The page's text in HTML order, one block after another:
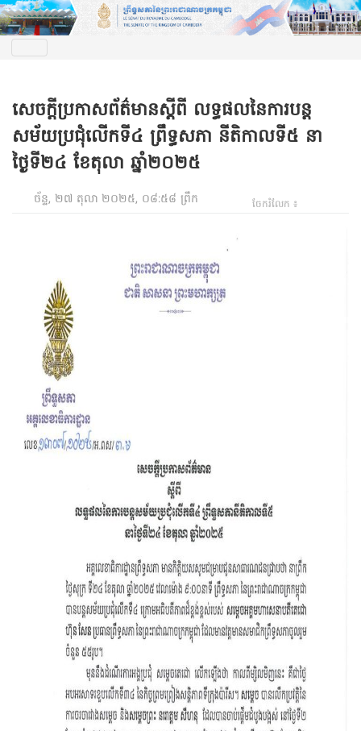
សេចក្តីប្រកាសព័ត៌មានស្តីពី លទ្ធផលនៃការបន្ត
សម័យប្រជុំលើកទី៤ ព្រឹទ្ធសភា នីតិកាលទី៥ នា
ថ្ងៃទី២៤ ខែតុលា ឆ្នាំ២០២៥
ច័ន្ទ, ២៧ តុលា ២០២៥, ០៨:៥៨ ព្រឹក ចែករំលែក ៖